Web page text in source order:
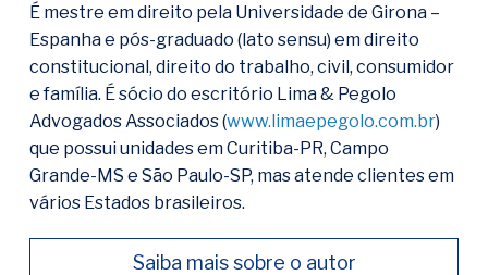
É mestre em direito pela Universidade de Girona –
Espanha e pós-graduado (lato sensu) em direito
constitucional, direito do trabalho, civil, consumidor
e família. É sócio do escritório Lima & Pegolo
Advogados Associados (www.limaepegolo.com.br)
que possui unidades em Curitiba-PR, Campo
Grande-MS e São Paulo-SP, mas atende clientes em
vários Estados brasileiros.
Saiba mais sobre o autor